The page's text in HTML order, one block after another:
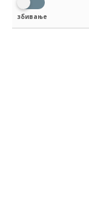
збивање